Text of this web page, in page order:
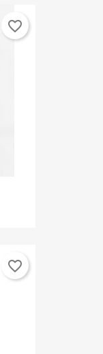
favorite_border
favorite_border